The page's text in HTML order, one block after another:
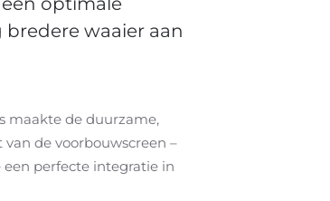
waaier aan
maakte de duurzame,
de voorbouwscreen –
een perfecte integratie in